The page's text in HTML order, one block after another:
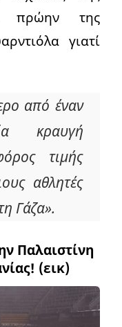
πρώην της
γιατί
από έναν
κραυγή
τιμής
αθλητές
Γάζα».
Παλαιστίνη
(εικ)